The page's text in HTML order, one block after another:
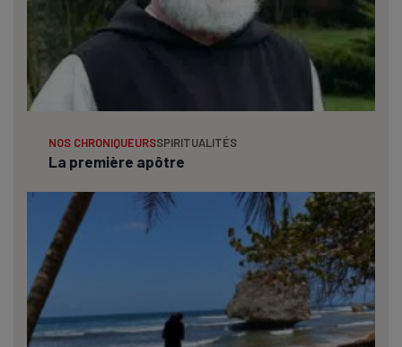
NOS CHRONIQUEURSSPIRITUALITÉS
La première apôtre